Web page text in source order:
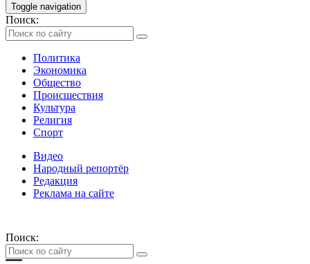
Toggle navigation
Поиск:
Политика
Экономика
Общество
Происшествия
Культура
Религия
Спорт
Видео
Народный репортёр
Редакция
Реклама на сайте
Поиск: